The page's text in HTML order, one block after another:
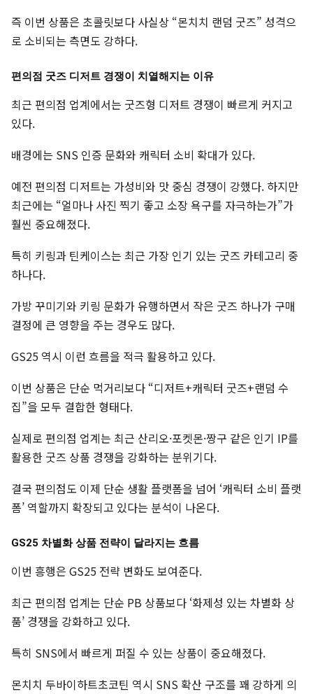
즉 이번 상품은 초콜릿보다 사실상 “몬치치 랜덤 굿즈” 성격으
로 소비되는 측면도 강하다.
편의점 굿즈 디저트 경쟁이 치열해지는 이유
최근 편의점 업계에서는 굿즈형 디저트 경쟁이 빠르게 커지고
있다.
배경에는 SNS 인증 문화와 캐릭터 소비 확대가 있다.
예전 편의점 디저트는 가성비와 맛 중심 경쟁이 강했다. 하지만
최근에는 “얼마나 사진 찍기 좋고 소장 욕구를 자극하는가”가
훨씬 중요해졌다.
특히 키링과 틴케이스는 최근 가장 인기 있는 굿즈 카테고리 중
하나다.
가방 꾸미기와 키링 문화가 유행하면서 작은 굿즈 하나가 구매
결정에 큰 영향을 주는 경우도 많다.
GS25 역시 이런 흐름을 적극 활용하고 있다.
이번 상품은 단순 먹거리보다 “디저트+캐릭터 굿즈+랜덤 수
집”을 모두 결합한 형태다.
실제로 편의점 업계는 최근 산리오·포켓몬·짱구 같은 인기 IP를
활용한 굿즈 상품 경쟁을 강화하는 분위기다.
결국 편의점도 이제 단순 생활 플랫폼을 넘어 ‘캐릭터 소비 플랫
폼’ 역할까지 확장되고 있다는 분석이 나온다.
GS25 차별화 상품 전략이 달라지는 흐름
이번 흥행은 GS25 전략 변화도 보여준다.
최근 편의점 업계는 단순 PB 상품보다 ‘화제성 있는 차별화 상
품’ 경쟁을 강화하고 있다.
특히 SNS에서 빠르게 퍼질 수 있는 상품이 중요해졌다.
몬치치 두바이하트초코틴 역시 SNS 확산 구조를 꽤 강하게 의